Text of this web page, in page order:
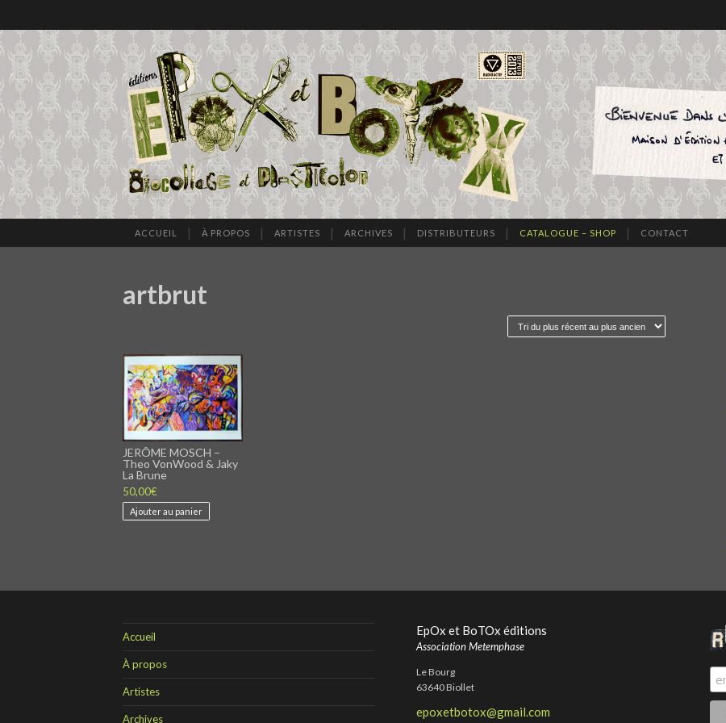
ACCUEIL À PROPOS ARTISTES ARCHIVES DISTRIBUTEURS CATALOGUE – SHOP CONTACT
artbrut
JERÔME MOSCH –
Theo VonWood & Jaky
La Brune
50,00€
Ajouter au panier
Accueil
À propos
Artistes
Archives
EpOx et BoTOx éditions
Association Metemphase
Le Bourg
63640 Biollet
epoxetbotox@gmail.com